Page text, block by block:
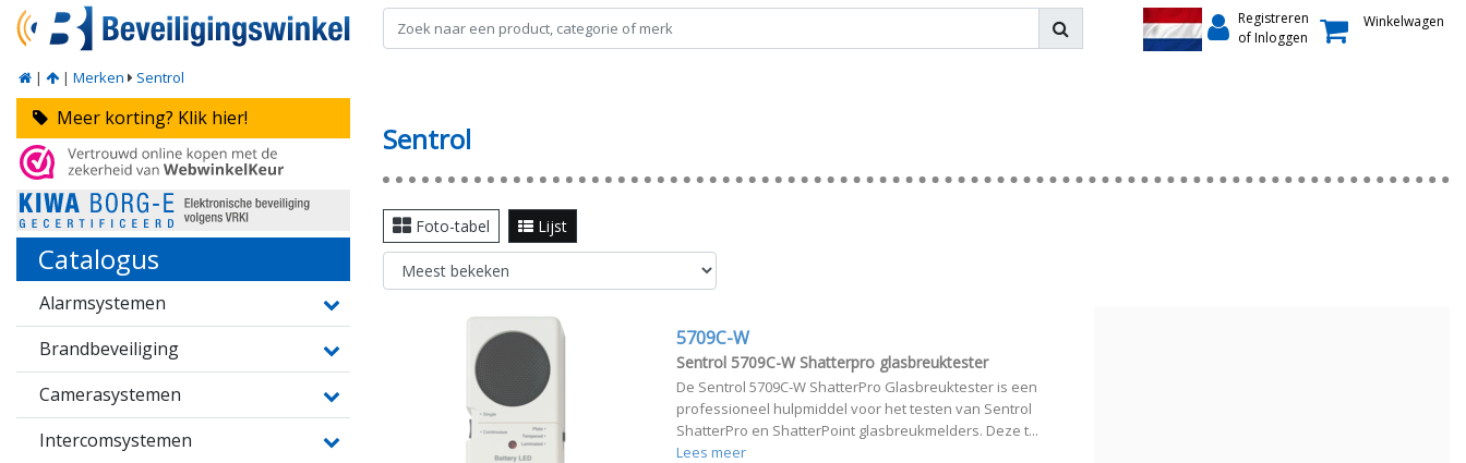
Registreren
of Inloggen
Winkelwagen
| | Merken Sentrol
Meer korting? Klik hier!
Catalogus
Alarmsystemen
Brandbeveiliging
Camerasystemen
Intercomsystemen
Sentrol
Foto-tabel Lijst
5709C-W
Sentrol 5709C-W Shatterpro glasbreuktester
De Sentrol 5709C-W ShatterPro Glasbreuktester is een
professioneel hulpmiddel voor het testen van Sentrol
ShatterPro en ShatterPoint glasbreukmelders. Deze t...
Lees meer